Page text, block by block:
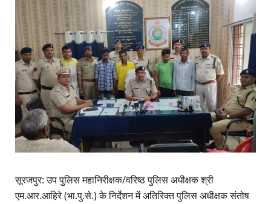
सूरजपुर: उप पुलिस महानिरीक्षक/वरिष्ठ पुलिस अधीक्षक श्री
एम.आर.आहिरे (भा.पु.से.) के निर्देशन में अतिरिक्त पुलिस अधीक्षक संतोष